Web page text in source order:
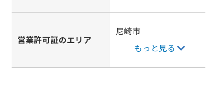
営業許可証のエリア
尼崎市
もっと見る